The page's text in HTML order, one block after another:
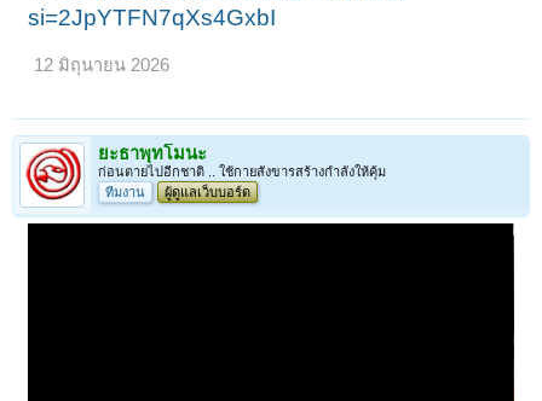
si=2JpYTFN7qXs4GxbI
12 มิถุนายน 2026
ยะธาพุทโมนะ
ก่อนตายไปอีกชาติ .. ใช้กายสังขารสร้างกำลังให้คุ้ม
ทีมงาน
ผู้ดูแลเว็บบอร์ด